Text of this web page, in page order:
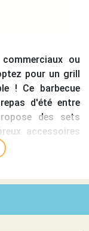
ou
pour un grill
! Ce
barbecue
d'été entre
des sets
accessoires
maniques,
Passez
sur pied